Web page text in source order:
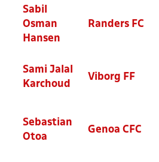
Sabil
Osman
Hansen
Randers FC
Sami Jalal
Karchoud
Viborg FF
Sebastian
Otoa
Genoa CFC